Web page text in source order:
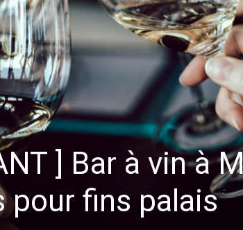
] Bar à vin à
pour fins palais